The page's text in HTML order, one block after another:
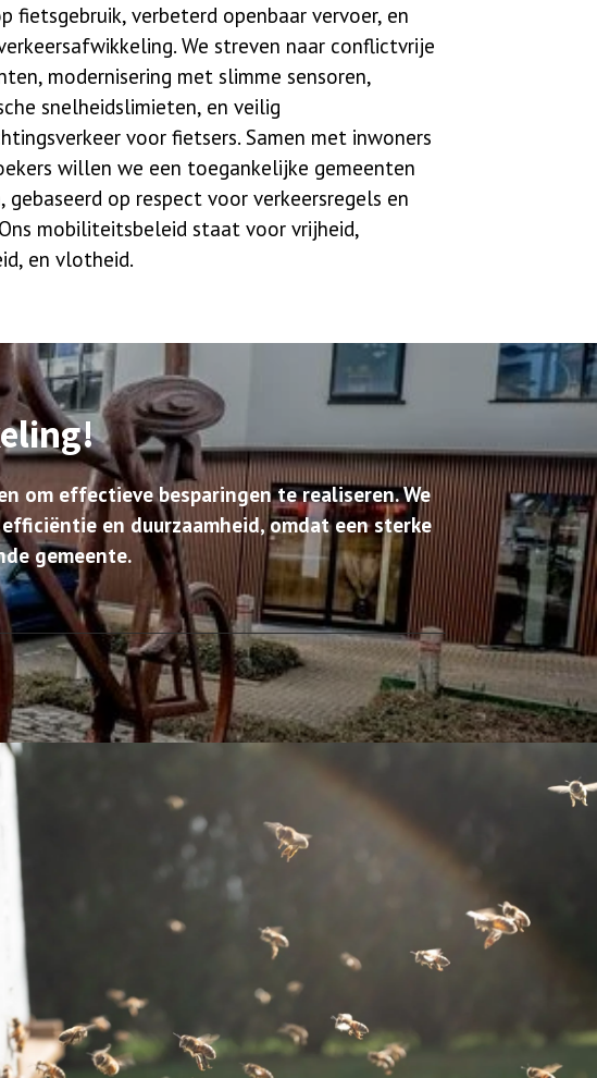
fietsgebruik, verbeterd openbaar vervoer, en
We streven naar conflictvrije
modernisering met slimme sensoren,
snelheidslimieten, en veilig
voor fietsers. Samen met inwoners
willen we een toegankelijke gemeenten
gebaseerd op respect voor verkeersregels en
mobiliteitsbeleid staat voor vrijheid,
en vlotheid.
om effectieve besparingen te realiseren. We
en duurzaamheid, omdat een sterke
gemeente.